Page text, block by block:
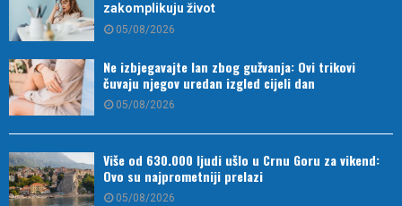
zakomplikuju život
05/08/2026
Ne izbjegavajte lan zbog gužvanja: Ovi trikovi
čuvaju njegov uredan izgled cijeli dan
05/08/2026
Više od 630.000 ljudi ušlo u Crnu Goru za vikend:
Ovo su najprometniji prelazi
05/08/2026